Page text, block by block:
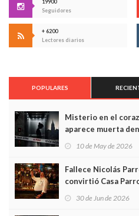
19900
Seguidores
+ 6200
Lectores diarios
POPULARES
Misterio en el
aparece muerta
edificio y las
10 de May de 2026
Fallece Nicolás
convirtió Casa
Asturias en Madrid
30 de Jun de 2026